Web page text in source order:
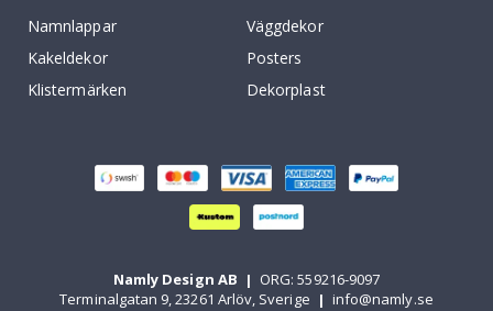
Namnlappar
Väggdekor
Kakeldekor
Posters
Klistermärken
Dekorplast
Namly Design AB | ORG: 559216-9097
Terminalgatan 9, 23261 Arlöv, Sverige | info@namly.se